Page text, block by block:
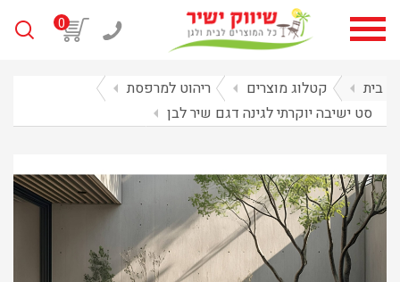
0
בית arrow_left קטלוג מוצרים arrow_left ריהוט למרפסת arrow_left
סט ישיבה יוקרתי לגינה דגם שיר לבן arrow_left